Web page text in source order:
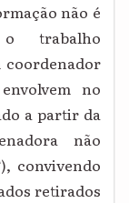
não é
o trabalho
coordenador
no
a partir da
não
convivendo
retirados